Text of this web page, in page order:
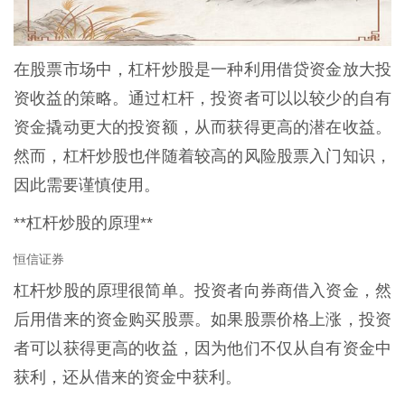
在股票市场中，杠杆炒股是一种利用借贷资金放大投
资收益的策略。通过杠杆，投资者可以以较少的自有
资金撬动更大的投资额，从而获得更高的潜在收益。
然而，杠杆炒股也伴随着较高的风险股票入门知识，
因此需要谨慎使用。
**杠杆炒股的原理**
恒信证券
杠杆炒股的原理很简单。投资者向券商借入资金，然
后用借来的资金购买股票。如果股票价格上涨，投资
者可以获得更高的收益，因为他们不仅从自有资金中
获利，还从借来的资金中获利。